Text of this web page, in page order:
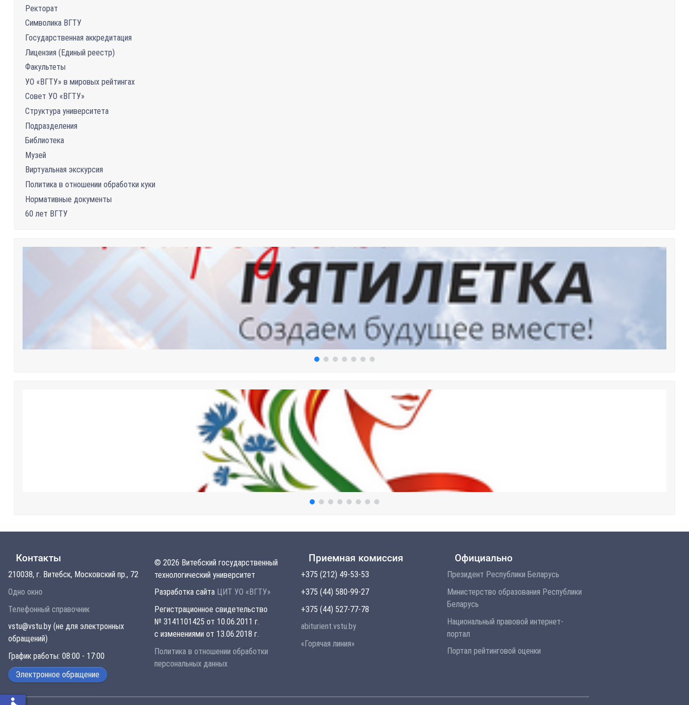
Ректорат
Символика ВГТУ
Государственная аккредитация
Лицензия (Единый реестр)
Факультеты
УО «ВГТУ» в мировых рейтингах
Совет УО «ВГТУ»
Структура университета
Подразделения
Библиотека
Музей
Виртуальная экскурсия
Политика в отношении обработки куки
Нормативные документы
60 лет ВГТУ
Контакты
210038, г. Витебск, Московский пр., 72
Одно окно
Телефонный справочник
vstu@vstu.by (не для электронных
обращений)
График работы: 08:00 - 17:00
Электронное обращение
© 2026 Витебский государственный
технологический университет
Разработка сайта ЦИТ УО «ВГТУ»
Регистрационное свидетельство
№ 3141101425 от 10.06.2011 г.
с изменениями от 13.06.2018 г.
Политика в отношении обработки
персональных данных
Приемная комиссия
+375 (212) 49-53-53
+375 (44) 580-99-27
+375 (44) 527-77-78
abiturient.vstu.by
«Горячая линия»
Официально
Президент Республики Беларусь
Министерство образования Республики
Беларусь
Национальный правовой интернет-
портал
Портал рейтинговой оценки